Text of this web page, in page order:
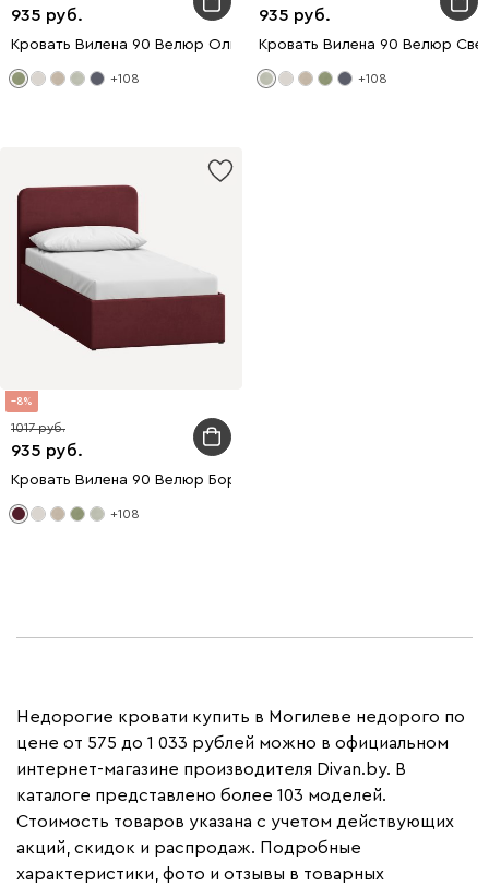
935
Кровать Вилена 90 Велюр Оливковый
+108
935
Кровать Вилена 90 Велюр
+108
8
935
1017
Кровать Вилена 90 Велюр Бордовый
+108
Недорогие кровати купить в Могилеве недорого по
цене от 575 до 1 033 рублей можно в официальном
интернет-магазине производителя Divan.by. В
каталоге представлено более 103 моделей.
Стоимость товаров указана с учетом действующих
акций, скидок и распродаж. Подробные
характеристики, фото и отзывы в товарных